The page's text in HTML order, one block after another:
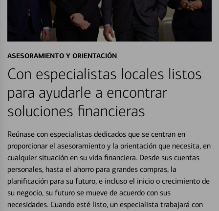
ASESORAMIENTO Y ORIENTACIÓN
Con especialistas locales listos
para ayudarle a encontrar
soluciones financieras
Reúnase con especialistas dedicados que se centran en
proporcionar el asesoramiento y la orientación que necesita, en
cualquier situación en su vida financiera. Desde sus cuentas
personales, hasta el ahorro para grandes compras, la
planificación para su futuro, e incluso el inicio o crecimiento de
su negocio, su futuro se mueve de acuerdo con sus
necesidades. Cuando esté listo, un especialista trabajará con